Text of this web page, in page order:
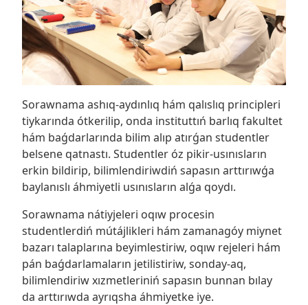
Sorawnama ashıq-aydınlıq hám qalıslıq principleri
tiykarında ótkerilip, onda instituttıń barlıq fakultet
hám baǵdarlarında bilim alıp atırǵan studentler
belsene qatnastı. Studentler óz pikir-usınısların
erkin bildirip, bilimlendiriwdiń sapasın arttırıwǵa
baylanıslı áhmiyetli usınısların alǵa qoydı.
Sorawnama nátiyjeleri oqıw procesin
studentlerdiń mútájlikleri hám zamanagóy miynet
bazarı talaplarına beyimlestiriw, oqıw rejeleri hám
pán baǵdarlamaların jetilistiriw, sonday-aq,
bilimlendiriw xızmetleriniń sapasın bunnan bılay
da arttırıwda ayrıqsha áhmiyetke iye.